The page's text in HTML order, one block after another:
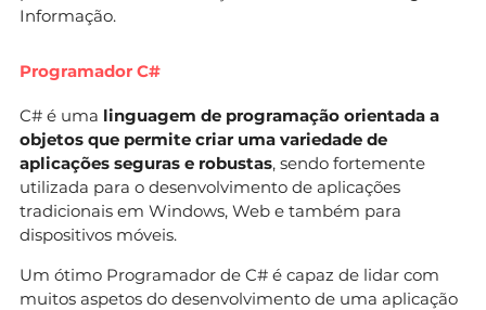
Informação.
Programador C#
C# é uma linguagem de programação orientada a
objetos que permite criar uma variedade de
aplicações seguras e robustas, sendo fortemente
utilizada para o desenvolvimento de aplicações
tradicionais em Windows, Web e também para
dispositivos móveis.
Um ótimo Programador de C# é capaz de lidar com
muitos aspetos do desenvolvimento de uma aplicação